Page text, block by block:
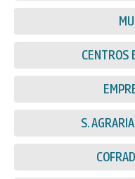
CENTROS
S.